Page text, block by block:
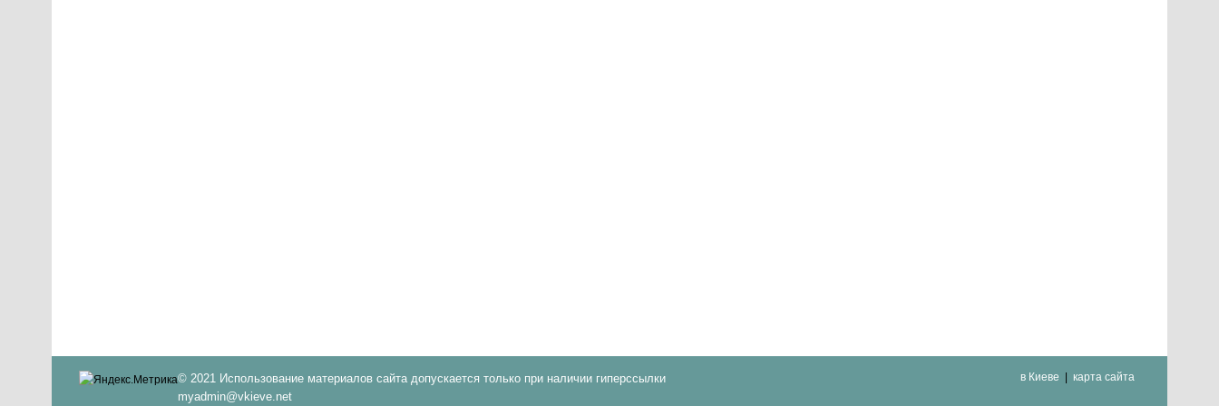
в Киеве карта сайта
© 2021 Использование материалов сайта допускается только при наличии гиперссылки
myadmin@vkieve.net